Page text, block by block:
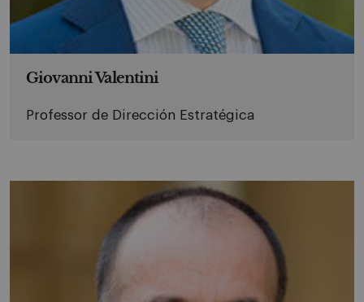
Giovanni Valentini
Professor de Dirección Estratégica